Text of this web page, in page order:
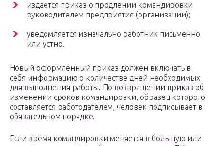
издается приказ о продлении командировки
руководителем предприятия (организации);
уведомляется изначально работник письменно
или устно.
Новый оформленный приказ должен включать в
себя информацию о количестве дней необходимых
для выполнения работы. По возвращении приказ об
изменении сроков командировки, образец которого
составляется работодателем, человек подписывает в
обязательном порядке.
Если время командировки меняется в большую или